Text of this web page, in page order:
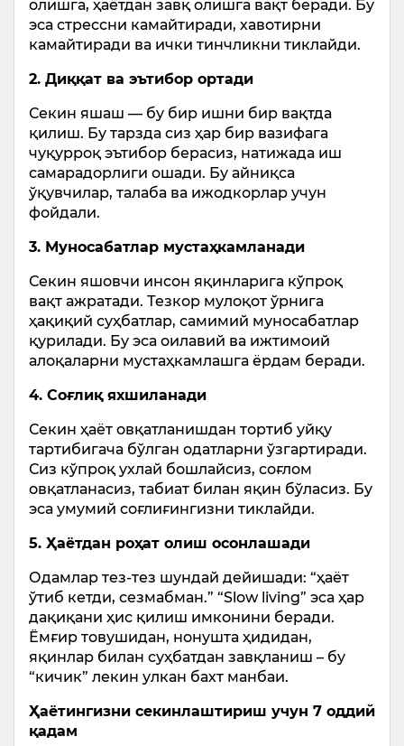
олишга, ҳаётдан завқ олишга вақт беради. Бу
эса стрессни камайтиради, хавотирни
камайтиради ва ички тинчликни тиклайди.
2. Диққат ва эътибор ортади
Секин яшаш — бу бир ишни бир вақтда
қилиш. Бу тарзда сиз ҳар бир вазифага
чуқурроқ эътибор берасиз, натижада иш
самарадорлиги ошади. Бу айниқса
ўқувчилар, талаба ва ижодкорлар учун
фойдали.
3. Муносабатлар мустаҳкамланади
Секин яшовчи инсон яқинларига кўпроқ
вақт ажратади. Тезкор мулоқот ўрнига
ҳақиқий суҳбатлар, самимий муносабатлар
қурилади. Бу эса оилавий ва ижтимоий
алоқаларни мустаҳкамлашга ёрдам беради.
4. Соғлиқ яхшиланади
Секин ҳаёт овқатланишдан тортиб уйқу
тартибигача бўлган одатларни ўзгартиради.
Сиз кўпроқ ухлай бошлайсиз, соғлом
овқатланасиз, табиат билан яқин бўласиз. Бу
эса умумий соғлиғингизни тиклайди.
5. Ҳаётдан роҳат олиш осонлашади
Одамлар тез-тез шундай дейишади: “ҳаёт
ўтиб кетди, сезмабман.” “Slow living” эса ҳар
дақиқани ҳис қилиш имконини беради.
Ёмғир товушидан, нонушта ҳидидан,
яқинлар билан суҳбатдан завқланиш – бу
“кичик” лекин улкан бахт манбаи.
Ҳаётингизни секинлаштириш учун 7 оддий
қадам